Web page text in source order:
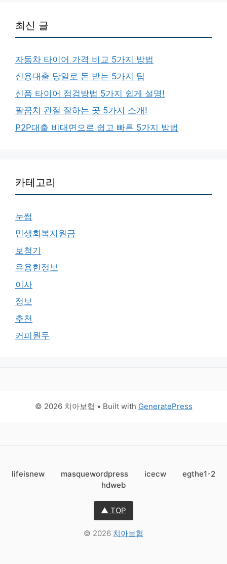
최신 글
자동차 타이어 가격 비교 5가지 방법
신용대출 당일로 돈 받는 5가지 팁
신품 타이어 점검방법 5가지 쉽게 설명!
팔꿈치 관절 잘하는 곳 5가지 소개!
P2P대출 비대면으로 쉽고 빠른 5가지 방법
카테고리
눈썹
민생회복지원금
보청기
유용한정보
이사
정보
추천
커피원두
© 2026 치아보험 • Built with GeneratePress
lifeisnew masquewordpress icecw
egthe1-2
hdweb
▲ TOP
© 2026 치아보험